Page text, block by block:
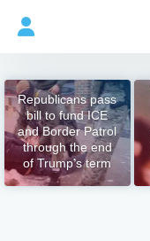
Republicans pass
bill to fund ICE
and Border Patrol
through the end
of Trump’s term